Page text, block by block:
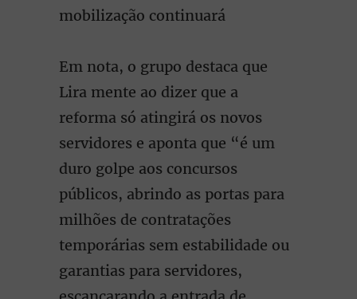
mobilização continuará
Em nota, o grupo destaca que
Lira mente ao dizer que a
reforma só atingirá os novos
servidores e aponta que “é um
duro golpe aos concursos
públicos, abrindo as portas para
milhões de contratações
temporárias sem estabilidade ou
garantias para servidores,